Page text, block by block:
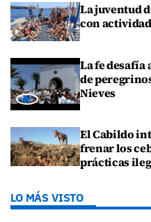
La juventud
con
La fe
de
Nieves
El Cabildo
frenar los
prácticas
LO MÁS VISTO